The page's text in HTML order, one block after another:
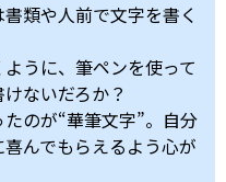
類や人前で文字を書く
うに、筆ペンを使って
ないだろか？
のが“華筆文字”。自分
んでもらえるよう心が